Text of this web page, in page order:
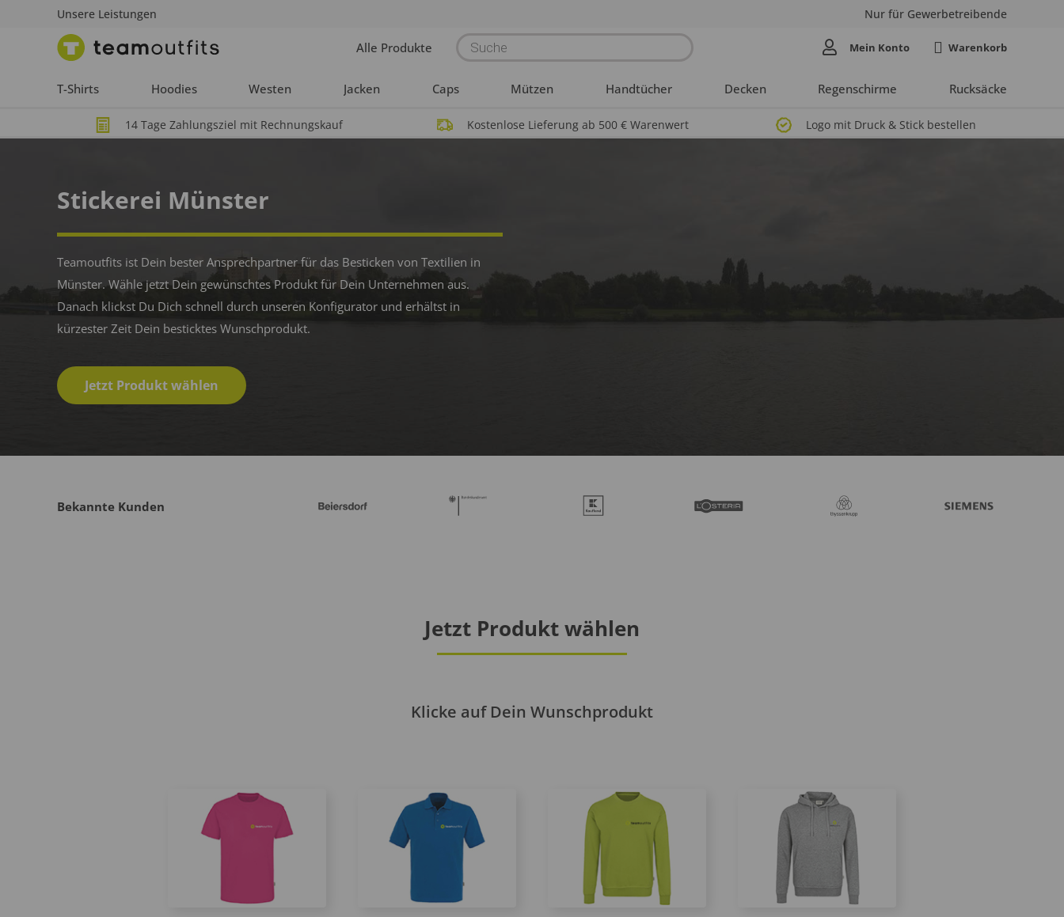
Unsere Leistungen Nur für Gewerbetreibende
Alle Produkte Products
search
T-Shirts Hoodies Westen Jacken Caps Mützen Handtücher Decken Regenschirme Rucksäcke
Mein Konto
14 Tage Zahlungsziel mit Rechnungskauf Kostenlose Lieferung ab 500 € Warenwert Logo mit Druck & Stick bestellen
Stickerei Münster
Teamoutfits ist Dein bester Ansprechpartner für das Besticken von Textilien in
Münster. Wähle jetzt Dein gewünschtes Produkt für Dein Unternehmen aus.
Danach klickst Du Dich schnell durch unseren Konfigurator und erhältst in
kürzester Zeit Dein besticktes Wunschprodukt.
Jetzt Produkt wählen
Bekannte Kunden
Jetzt Produkt wählen
Klicke auf Dein Wunschprodukt